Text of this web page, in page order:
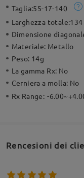
Taglia:55-17-140
Larghezza totale:134
Dimensione
Materiale: Metallo
Peso: 14g
La gamma Rx: No
Cerniera a molla: No
Rx Range: -
Rencesioni dei